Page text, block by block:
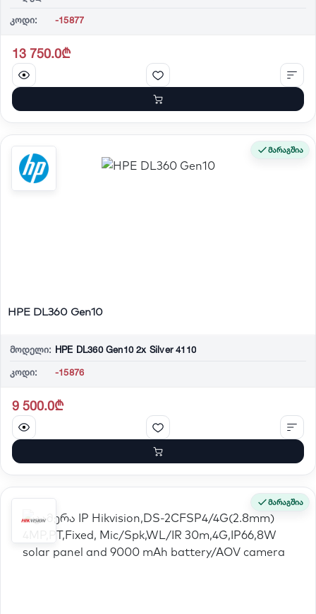
კოდი: -15877
13 750.0₾
მარაგშია
HPE DL360 Gen10
მოდელი: HPE DL360 Gen10 2x Silver 4110
კოდი: -15876
9 500.0₾
მარაგშია